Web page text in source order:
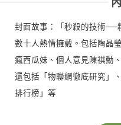
封面故事：「秒殺的技術──
數十人熱情擁戴。包括陶晶
瘋西瓜妹、個人意見陳祺勳
還包括「物聯網徹底研究」
排行榜」等